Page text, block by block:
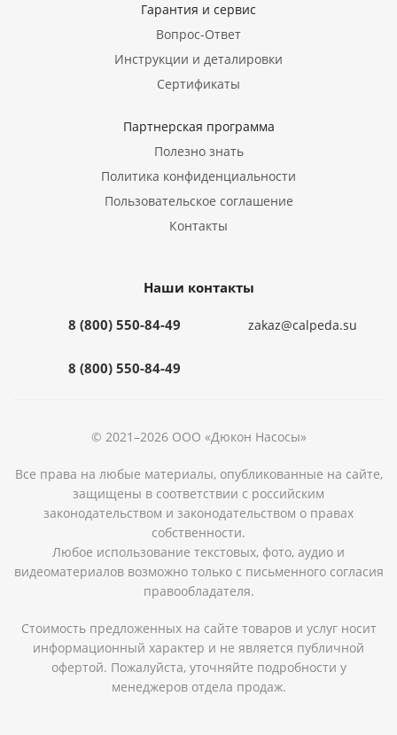
Гарантия и сервис
Вопрос-Ответ
Инструкции и деталировки
Сертификаты
Партнерская программа
Полезно знать
Политика конфиденциальности
Пользовательское соглашение
Контакты
Наши контакты
8 (800) 550-84-49
8 (800) 550-84-49
zakaz@calpeda.su
© 2021–2026 ООО «Дюкон Насосы»
Все права на любые материалы, опубликованные на сайте,
защищены в соответствии с российским
законодательством и законодательством о правах
собственности.
Любое использование текстовых, фото, аудио и
видеоматериалов возможно только с письменного согласия
правообладателя.
Стоимость предложенных на сайте товаров и услуг носит
информационный характер и не является публичной
офертой. Пожалуйста, уточняйте подробности у
менеджеров отдела продаж.